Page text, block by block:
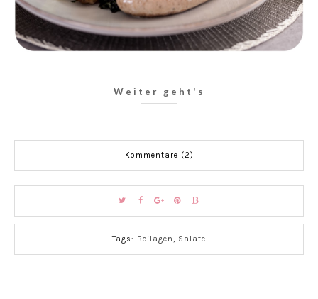
Weiter geht's
Kommentare (2)
Tags: Beilagen, Salate